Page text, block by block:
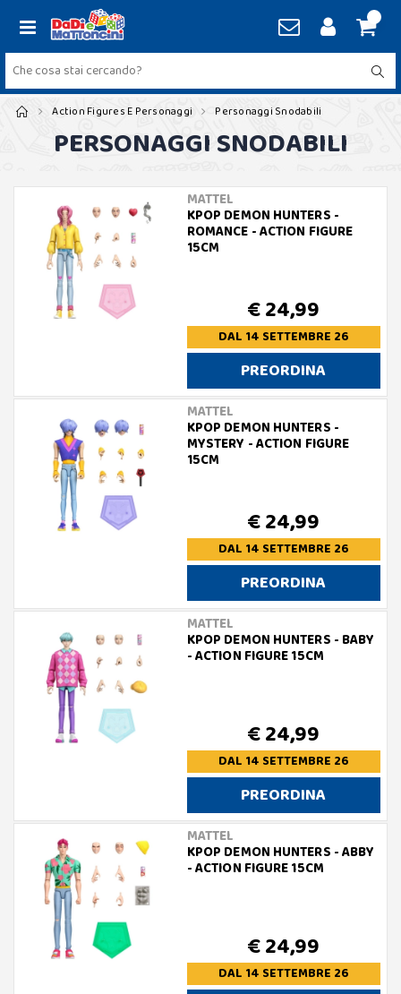
Action Figures E Personaggi Personaggi Snodabili
PERSONAGGI SNODABILI
MATTEL
KPOP DEMON HUNTERS -
ROMANCE - ACTION FIGURE
15CM
€ 24,99
DAL 14 SETTEMBRE 26
PREORDINA
MATTEL
KPOP DEMON HUNTERS -
MYSTERY - ACTION FIGURE
15CM
€ 24,99
DAL 14 SETTEMBRE 26
PREORDINA
MATTEL
KPOP DEMON HUNTERS - BABY
- ACTION FIGURE 15CM
€ 24,99
DAL 14 SETTEMBRE 26
PREORDINA
MATTEL
KPOP DEMON HUNTERS - ABBY
- ACTION FIGURE 15CM
€ 24,99
DAL 14 SETTEMBRE 26